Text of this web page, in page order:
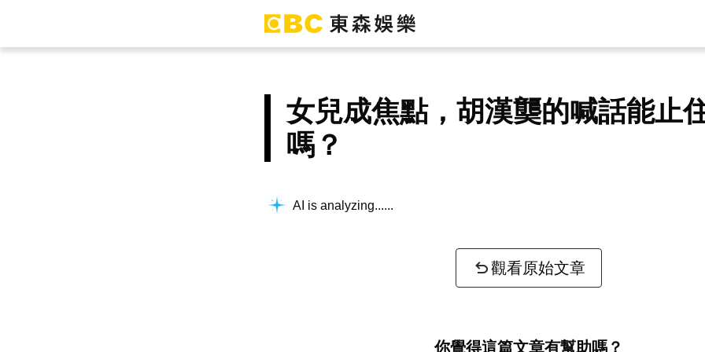
女兒成焦點，胡漢龑的喊話能止
嗎？
AI is analyzing...
觀看原始文章
你覺得這篇文章有幫助嗎？